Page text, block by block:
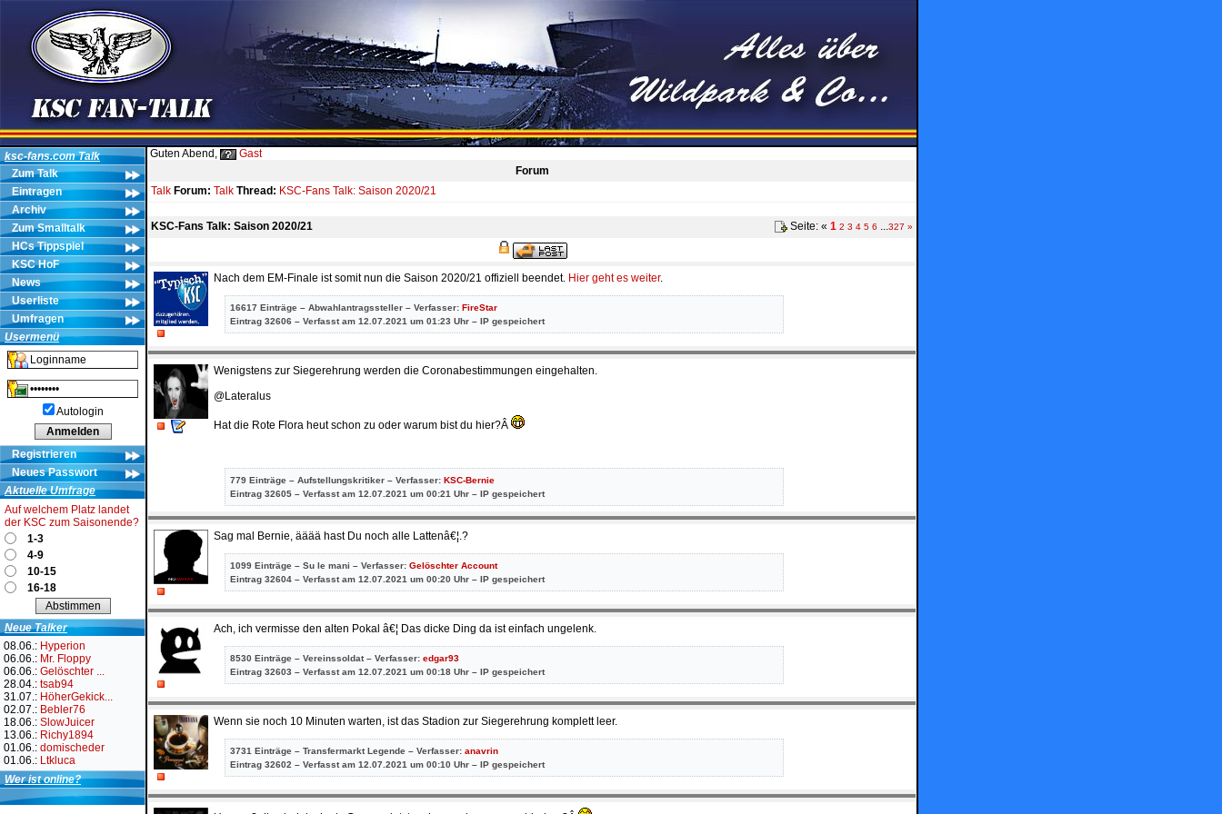
ksc-fans.com Talk
Zum Talk
Eintragen
Archiv
Zum Smalltalk
HCs Tippspiel
KSC HoF
News
Userliste
Umfragen
Usermenü
Autologin
Registrieren
Neues Passwort
Aktuelle Umfrage
Auf welchem Platz landet
der KSC zum Saisonende?
1-3
4-9
10-15
16-18
Neue Talker
08.06.: Hyperion
06.06.: Mr. Floppy
06.06.: Gelöschter ...
28.04.: tsab94
31.07.: HöherGekick...
02.07.: Bebler76
18.06.: SlowJuicer
13.06.: Richy1894
01.06.: domischeder
01.06.: Ltkluca
Wer ist online?
Guten Abend,
Gast
Forum
Talk Forum: Talk Thread: KSC-Fans Talk: Saison 2020/21
KSC-Fans Talk: Saison 2020/21 Seite: « 1 2 3 4 5 6 ...327 »
Nach dem EM-Finale ist somit nun die Saison 2020/21 offiziell beendet. Hier geht es weiter.
16617 Einträge – Abwahlantragssteller – Verfasser: FireStar
Eintrag 32606 – Verfasst am 12.07.2021 um 01:23 Uhr – IP gespeichert
Wenigstens zur Siegerehrung werden die Coronabestimmungen eingehalten.
@Lateralus
Hat die Rote Flora heut schon zu oder warum bist du hier?Â
779 Einträge – Aufstellungskritiker – Verfasser: KSC-Bernie
Eintrag 32605 – Verfasst am 12.07.2021 um 00:21 Uhr – IP gespeichert
Sag mal Bernie, ääää hast Du noch alle Lattenâ€¦.?
1099 Einträge – Su le mani – Verfasser: Gelöschter Account
Eintrag 32604 – Verfasst am 12.07.2021 um 00:20 Uhr – IP gespeichert
Ach, ich vermisse den alten Pokal â€¦ Das dicke Ding da ist einfach ungelenk.
8530 Einträge – Vereinssoldat – Verfasser: edgar93
Eintrag 32603 – Verfasst am 12.07.2021 um 00:18 Uhr – IP gespeichert
Wenn sie noch 10 Minuten warten, ist das Stadion zur Siegerehrung komplett leer.
3731 Einträge – Transfermarkt Legende – Verfasser: anavrin
Eintrag 32602 – Verfasst am 12.07.2021 um 00:10 Uhr – IP gespeichert